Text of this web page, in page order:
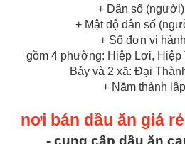
+ Dân số
+ Mật độ dân số
+ Số đơn vị
gồm 4 phường: Hiệp Lợi, Hiệp
Bảy và 2 xã: Đại
+ Năm thành
nơi bán dầu ăn giá